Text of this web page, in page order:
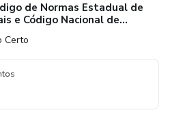
de Normas Estadual de
e Código Nacional de
Certo